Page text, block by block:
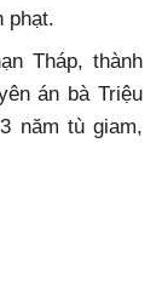
phạt.
Tháp, thành
án bà Triệu
năm tù giam,